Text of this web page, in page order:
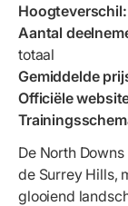
Hoogteverschil:
Aantal
totaal
Gemiddelde
Officiële
De North
de Surrey Hills,
glooiend